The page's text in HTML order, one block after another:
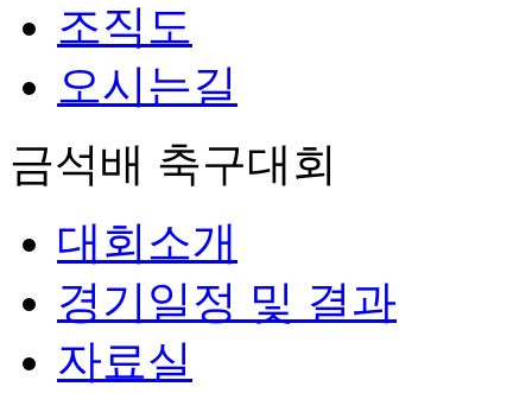
조직도
오시는길
금석배 축구대회
대회소개
경기일정 및 결과
자료실